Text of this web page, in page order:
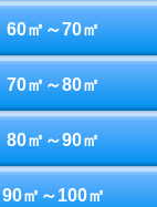
60㎡～70㎡
70㎡～80㎡
80㎡～90㎡
90㎡～100㎡